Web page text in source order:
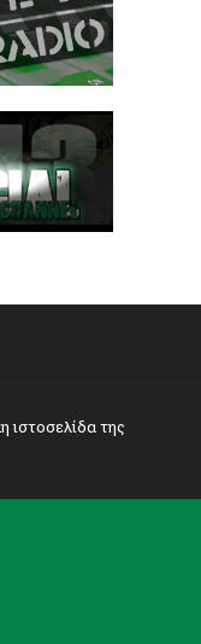
ιστοσελίδα της